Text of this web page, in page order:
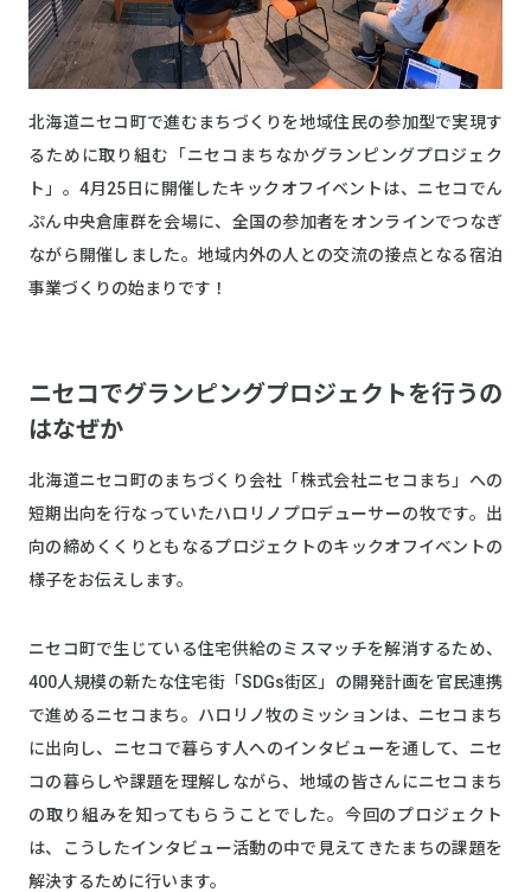
北海道ニセコ町で進むまちづくりを地域住民の参加型で実現す
るために取り組む「ニセコまちなかグランピングプロジェク
ト」。4月25日に開催したキックオフイベントは、ニセコでん
ぷん中央倉庫群を会場に、全国の参加者をオンラインでつなぎ
ながら開催しました。地域内外の人との交流の接点となる宿泊
事業づくりの始まりです！
ニセコでグランピングプロジェクトを行うの
はなぜか
北海道ニセコ町のまちづくり会社「株式会社ニセコまち」への
短期出向を行なっていたハロリノプロデューサーの牧です。出
向の締めくくりともなるプロジェクトのキックオフイベントの
様子をお伝えします。
ニセコ町で生じている住宅供給のミスマッチを解消するため、
400人規模の新たな住宅街「SDGs街区」の開発計画を官民連携
で進めるニセコまち。ハロリノ牧のミッションは、ニセコまち
に出向し、ニセコで暮らす人へのインタビューを通して、ニセ
コの暮らしや課題を理解しながら、地域の皆さんにニセコまち
の取り組みを知ってもらうことでした。今回のプロジェクト
は、こうしたインタビュー活動の中で見えてきたまちの課題を
解決するために行います。